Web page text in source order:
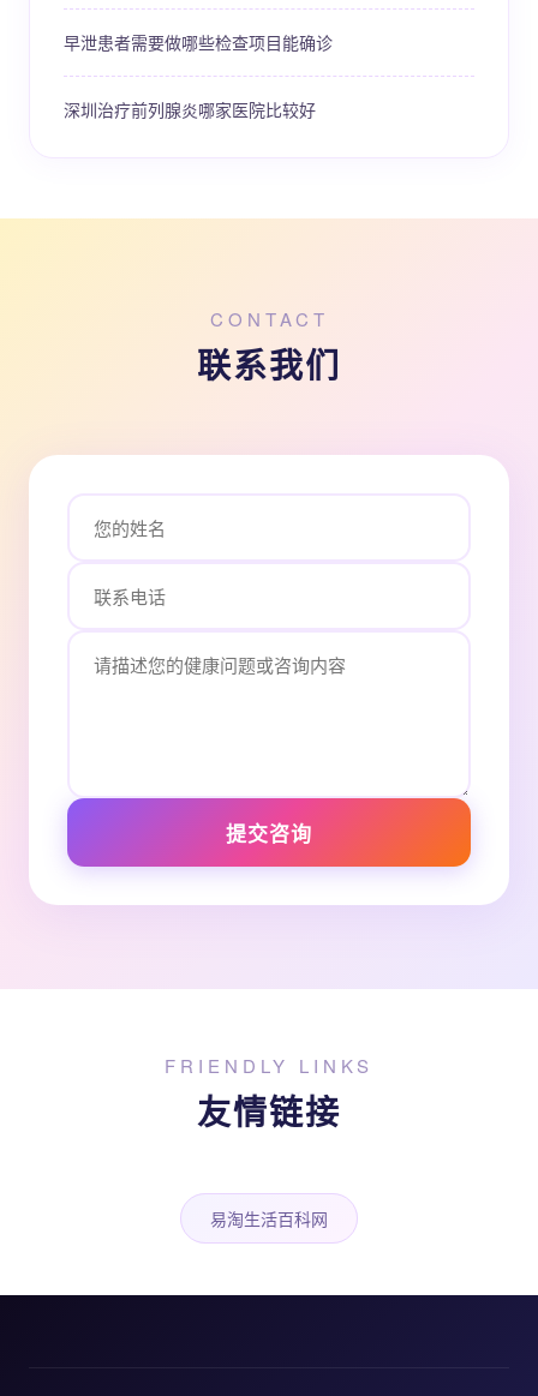
早泄患者需要做哪些检查项目能确诊
深圳治疗前列腺炎哪家医院比较好
CONTACT
联系我们
提交咨询
FRIENDLY LINKS
友情链接
易淘生活百科网